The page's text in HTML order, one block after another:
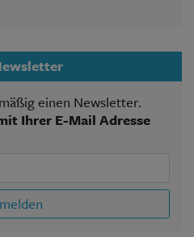
einen Newsletter.
Ihrer E-Mail Adresse